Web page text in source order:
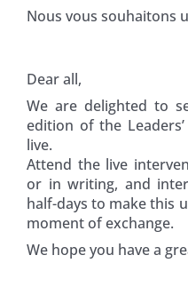
Nous vous souhaitons
Dear all,
We are delighted to
edition of the
live.
Attend the live
or in writing, and
half-days to make this
moment of exchange.
We hope you have a